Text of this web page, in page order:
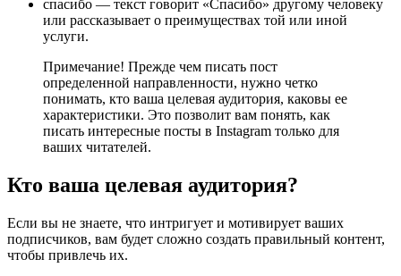
спасибо — текст говорит «Спасибо» другому человеку
или рассказывает о преимуществах той или иной
услуги.
Примечание! Прежде чем писать пост
определенной направленности, нужно четко
понимать, кто ваша целевая аудитория, каковы ее
характеристики. Это позволит вам понять, как
писать интересные посты в Instagram только для
ваших читателей.
Кто ваша целевая аудитория?
Если вы не знаете, что интригует и мотивирует ваших
подписчиков, вам будет сложно создать правильный контент,
чтобы привлечь их.